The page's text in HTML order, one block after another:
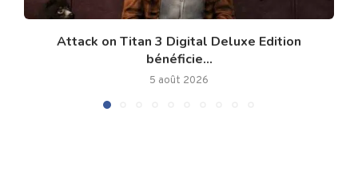
Attack on Titan 3 Digital Deluxe Edition
bénéficie...
5 août 2026